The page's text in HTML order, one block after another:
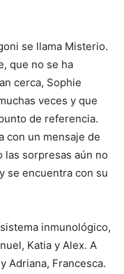
se llama Misterio.
que no se ha
cerca, Sophie
veces y que
de referencia.
con un mensaje de
las sorpresas aún no
se encuentra con su
inmunológico,
Katia y Alex. A
Adriana, Francesca.